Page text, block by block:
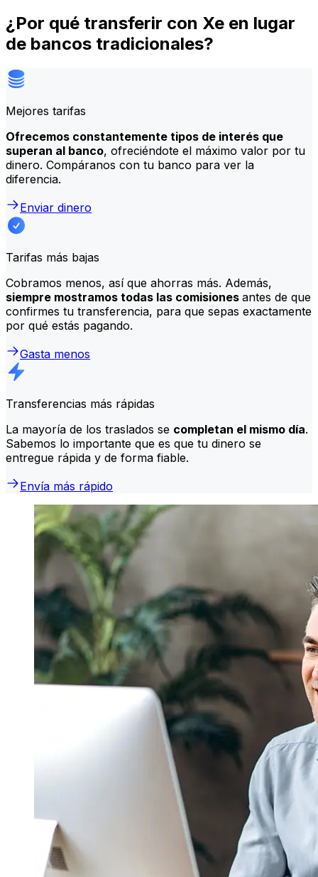
¿Por qué transferir con Xe en lugar
de bancos tradicionales?
Mejores tarifas
Ofrecemos constantemente tipos de interés que
superan al banco, ofreciéndote el máximo valor por tu
dinero. Compáranos con tu banco para ver la
diferencia.
Enviar dinero
Tarifas más bajas
Cobramos menos, así que ahorras más. Además,
siempre mostramos todas las comisiones antes de que
confirmes tu transferencia, para que sepas exactamente
por qué estás pagando.
Gasta menos
Transferencias más rápidas
La mayoría de los traslados se completan el mismo día.
Sabemos lo importante que es que tu dinero se
entregue rápida y de forma fiable.
Envía más rápido